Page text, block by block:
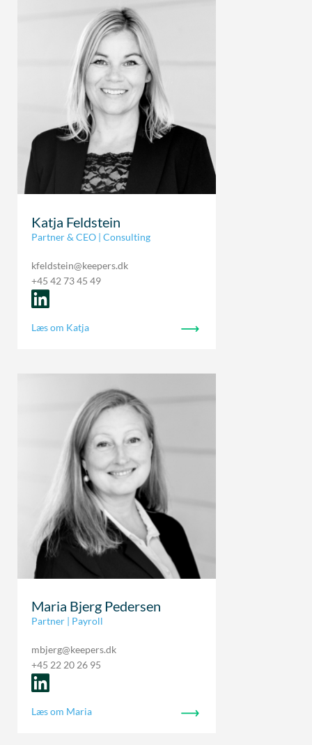
Katja Feldstein
Partner & CEO | Consulting
kfeldstein@keepers.dk
+45 42 73 45 49
Læs om Katja
Maria Bjerg Pedersen
Partner | Payroll
mbjerg@keepers.dk
+45 22 20 26 95
Læs om Maria